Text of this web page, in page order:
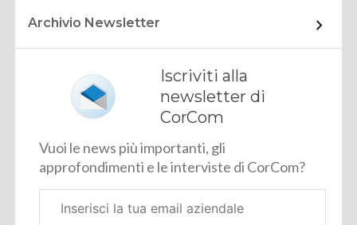
Archivio Newsletter
Iscriviti alla
newsletter di
CorCom
Vuoi le news più importanti, gli
approfondimenti e le interviste di CorCom?
aziendale